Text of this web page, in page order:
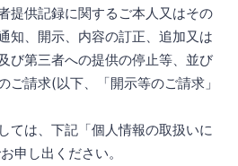
提供記録に関するご本人又はその
知、開示、内容の訂正、追加又は
び第三者への提供の停止等、並び
ご請求(以下、「開示等のご請求」
ては、下記「個人情報の取扱いに
申し出ください。